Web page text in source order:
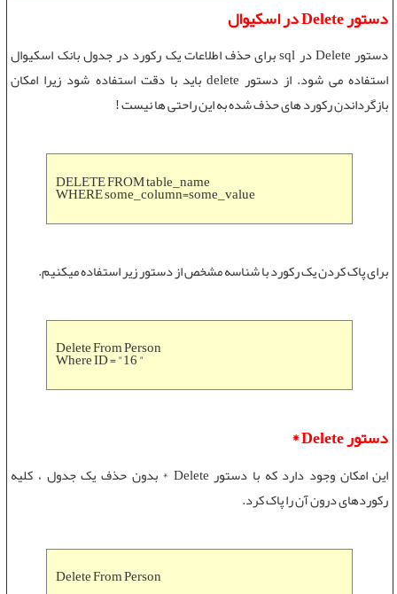
دستور Delete در اسکیوال
دستور Delete
در sql برای حذف اطلاعات يک رکورد در جدول بانک اسکیوال
استفاده می شود. ازدستور delete
باید با دقت استفاده شود زیرا امکان
بازگرداندن رکورد های حذف شده به این راحتی ها نیست !
DELETE FROM table_name
WHERE some_column=some_value
برای پاک کردن یک رکورد با شناسه مشخص از دستور زیر استفاده میکنیم.
Delete From Person
Where ID = "16 "
دستورDelete *
اين امکان وجود دارد که با دستورDelete *
بدون حذف يک جدول ، کليه
رکوردهای درون آن را پاک کرد.
Delete From Person